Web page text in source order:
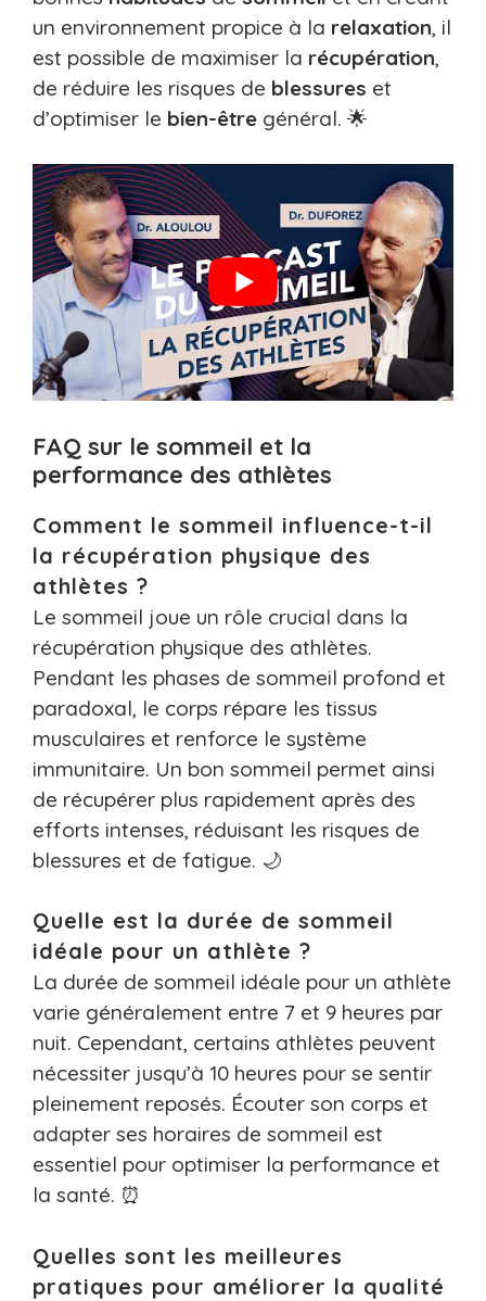
un environnement propice à la relaxation, il
est possible de maximiser la récupération,
de réduire les risques de blessures et
d’optimiser le bien-être général. 🌟
FAQ sur le sommeil et la
performance des athlètes
Comment le sommeil influence-t-il
la récupération physique des
athlètes ?
Le sommeil joue un rôle crucial dans la
récupération physique des athlètes.
Pendant les phases de sommeil profond et
paradoxal, le corps répare les tissus
musculaires et renforce le système
immunitaire. Un bon sommeil permet ainsi
de récupérer plus rapidement après des
efforts intenses, réduisant les risques de
blessures et de fatigue. 🌙
Quelle est la durée de sommeil
idéale pour un athlète ?
La durée de sommeil idéale pour un athlète
varie généralement entre 7 et 9 heures par
nuit. Cependant, certains athlètes peuvent
nécessiter jusqu’à 10 heures pour se sentir
pleinement reposés. Écouter son corps et
adapter ses horaires de sommeil est
essentiel pour optimiser la performance et
la santé. ⏰
Quelles sont les meilleures
pratiques pour améliorer la qualité